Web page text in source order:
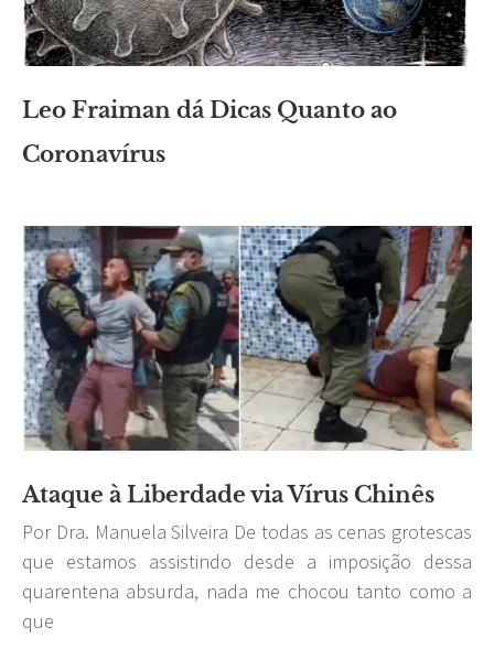
Leo Fraiman dá Dicas Quanto ao
Coronavírus
Ataque à Liberdade via Vírus Chinês
Por Dra. Manuela Silveira De todas as cenas grotescas
que estamos assistindo desde a imposição dessa
quarentena absurda, nada me chocou tanto como a
que